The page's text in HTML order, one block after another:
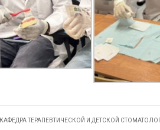
КАФЕДРА ТЕРАПЕВТИЧЕСКОЙ И ДЕТСКОЙ